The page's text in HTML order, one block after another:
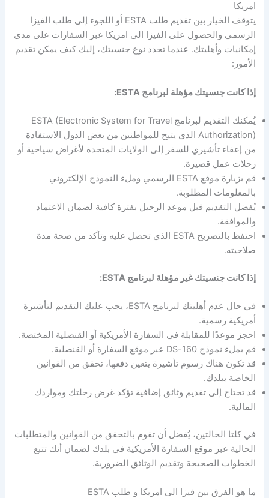
امريكا
يتوقف الخيار بين تقديم طلب ESTA أو اللجوء إلى طلب الفيزا
الرسمي والحصول على الفيزا الى امريكا عبر السفارات على مدى
إمكانيات وأهليتك. عندما تحدد نوع جنسيتك، إليك كيف يمكن تقديم
الأمور:
إذا كانت جنسيتك مؤهلة لبرنامج ESTA:
يُمكنك التقديم لبرنامج ESTA (Electronic System for Travel
Authorization) الذي يتيح للمواطنين من بعض الدول الاستفادة
من إعفاء تأشيري للسفر إلى الولايات المتحدة لأغراض سياحية أو
رحلات عمل قصيرة.
قم بزيارة موقع ESTA الرسمي وملء النموذج الإلكتروني
بالمعلومات المطلوبة.
يُفضل التقديم قبل موعد الرحيل بفترة كافية لضمان الاعتماد
والموافقة.
احتفظ بالتصريح ESTA الذي تحصل عليه وتأكد من صحة مدة
صلاحيته.
إذا كانت جنسيتك غير مؤهلة لبرنامج ESTA:
في حال عدم أهليتك لبرنامج ESTA، يجب عليك التقديم لتأشيرة
أمريكية رسمية.
احجز موعدًا للمقابلة في السفارة الأمريكية أو القنصلية المختصة.
قم بملء نموذج DS-160 عبر موقع السفارة أو القنصلية.
قد تكون هناك رسوم تأشيرة يتعين دفعها، تحقق من القوانين
الخاصة ببلدك.
قد تحتاج إلى تقديم وثائق إضافية تؤكد غرض رحلتك ومواردك
المالية.
في كلتا الحالتين، يُفضل أن تقوم بالتحقق من القوانين والمتطلبات
الحالية عبر موقع السفارة الأمريكية في بلدك لضمان أنك تتبع
الخطوات الصحيحة وتقديم الوثائق الضرورية.
ما هو الفرق بين فيزا الى امريكا و طلب ESTA